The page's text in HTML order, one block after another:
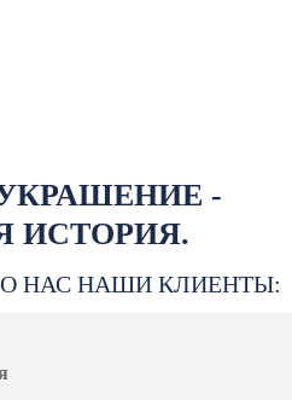
-
ИСТОРИЯ.
О НАС НАШИ КЛИЕНТЫ: